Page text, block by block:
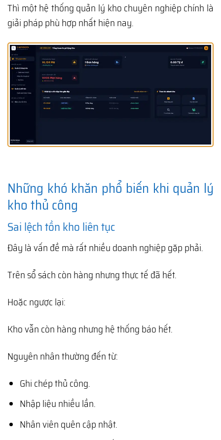
Thì một hệ thống quản lý kho chuyên nghiệp chính là
giải pháp phù hợp nhất hiện nay.
Những khó khăn phổ biến khi quản lý
kho thủ công
Sai lệch tồn kho liên tục
Đây là vấn đề mà rất nhiều doanh nghiệp gặp phải.
Trên sổ sách còn hàng nhưng thực tế đã hết.
Hoặc ngược lại:
Kho vẫn còn hàng nhưng hệ thống báo hết.
Nguyên nhân thường đến từ:
Ghi chép thủ công.
Nhập liệu nhiều lần.
Nhân viên quên cập nhật.